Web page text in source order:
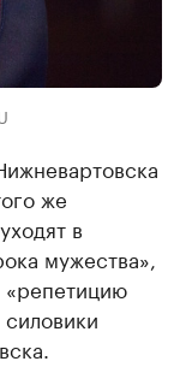
же
в
мужества»,